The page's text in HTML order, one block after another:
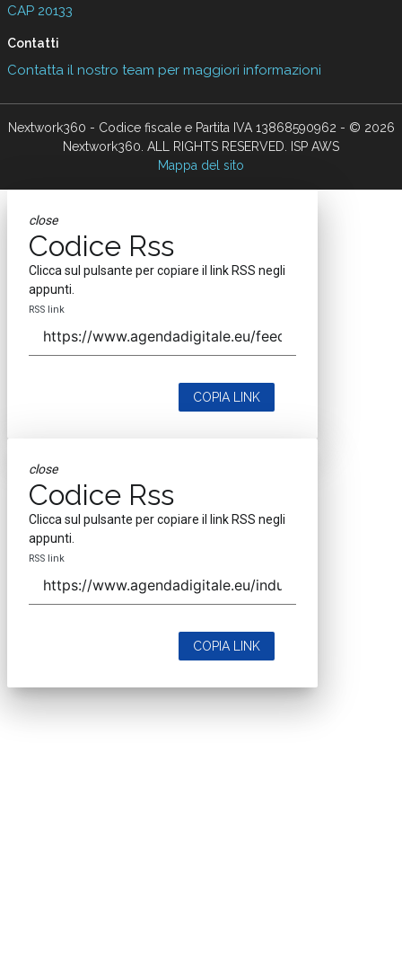
CAP 20133
Contatti
Contatta il nostro team per maggiori informazioni
Nextwork360 - Codice fiscale e Partita IVA 13868590962 - © 2026
Nextwork360. ALL RIGHTS RESERVED. ISP AWS
Mappa del sito
close
Codice Rss
Clicca sul pulsante per copiare il link RSS negli
appunti.
RSS link
COPIA LINK
close
Codice Rss
Clicca sul pulsante per copiare il link RSS negli
appunti.
RSS link
COPIA LINK